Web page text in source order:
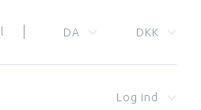
DKK
DA
Log ind